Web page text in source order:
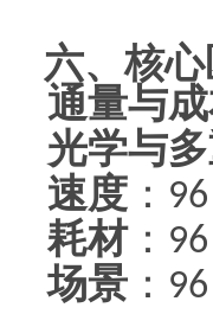
六、核
通量与
光学与
速度 ：
耗材：
5.场景 ：